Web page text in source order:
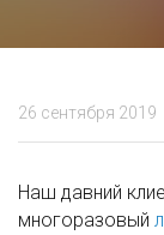
26 сентября 2019
Наш давний
многоразовый